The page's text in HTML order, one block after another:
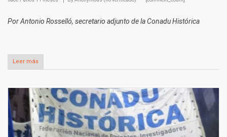
Por Antonio Rosselló, secretario adjunto de la Conadu Histórica
Leer más